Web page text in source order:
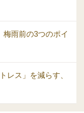
梅雨前の3つのポイ
レス」を減らす、